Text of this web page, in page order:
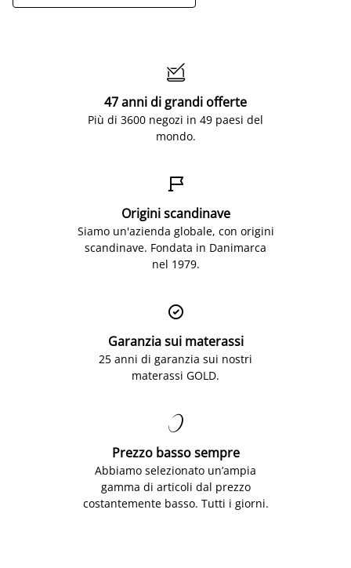

47 anni di grandi offerte
Più di 3600 negozi in 49 paesi del
mondo.

Origini scandinave
Siamo un'azienda globale, con origini
scandinave. Fondata in Danimarca
nel 1979.

Garanzia sui materassi
25 anni di garanzia sui nostri
materassi GOLD.

Prezzo basso sempre
Abbiamo selezionato un’ampia
gamma di articoli dal prezzo
costantemente basso. Tutti i giorni.